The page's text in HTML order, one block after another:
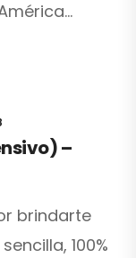
–
brindarte
100%